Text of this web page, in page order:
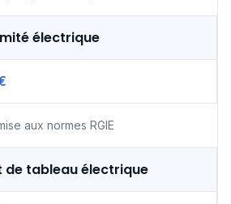
électrique
aux normes RGIE
de tableau électrique